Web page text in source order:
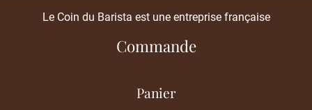
Le Coin du Barista est une entreprise française
Commande
Panier